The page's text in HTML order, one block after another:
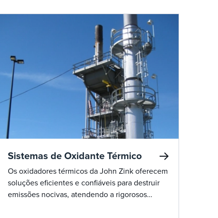
Sistemas de Oxidante Térmico
Os oxidadores térmicos da John Zink oferecem
soluções eficientes e confiáveis para destruir
emissões nocivas, atendendo a rigorosos